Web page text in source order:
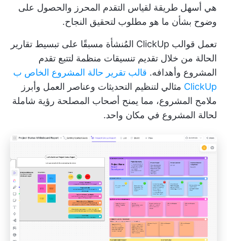
هي أسهل طريقة لقياس التقدم المحرز والحصول على
وضوح بشأن ما هو مطلوب لتحقيق النجاح.
تعمل قوالب ClickUp المُنشأة مسبقًا على تبسيط تقارير
الحالة من خلال تقديم تنسيقات منظمة لتتبع تقدم
المشروع وأهدافه. قالب تقرير حالة المشروع الخاص ب
ClickUp مثالي لتنظيم التحديثات وعناصر العمل وأبرز
ملامح المشروع، مما يمنح أصحاب المصلحة رؤية شاملة
لحالة المشروع في مكان واحد.